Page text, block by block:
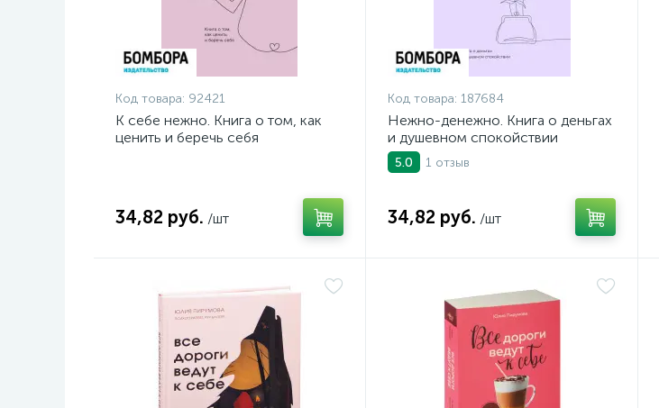
Код товара: 92421
К себе нежно. Книга о том, как
ценить и беречь себя
34,82 руб. /шт
Код товара: 187684
Нежно-денежно. Книга о деньгах
и душевном спокойствии
5.0 1 отзыв
34,82 руб. /шт